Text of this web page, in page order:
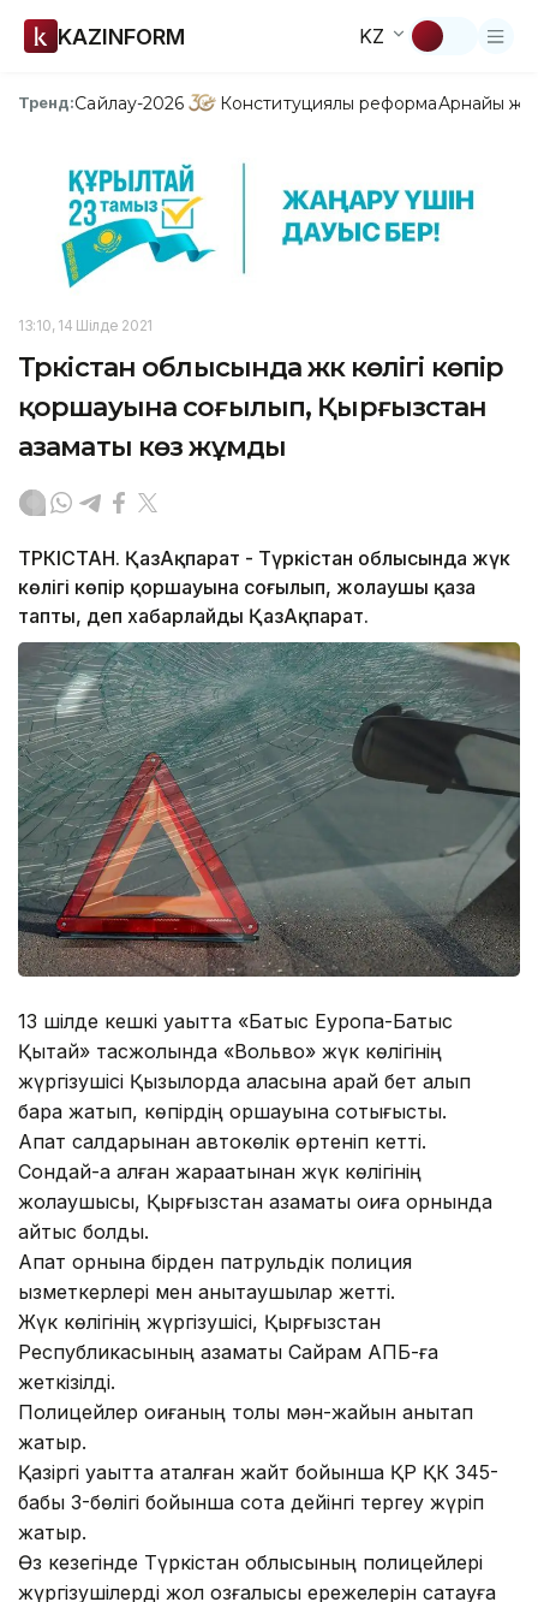
KAZINFORM KZ
Тренд:Сайлау-2026 Конституциялық реформаАрнайы
13:10, 14 Шілде 2021
Түркістан облысында жүк көлігі көпір
қоршауына соғылып, Қырғызстан
азаматы көз жұмды
ТҮРКІСТАН. ҚазАқпарат - Түркістан облысында жүк
көлігі көпір қоршауына соғылып, жолаушы қаза
тапты, деп хабарлайды ҚазАқпарат.
13 шілде кешкі уақытта «Батыс Еуропа-Батыс
Қытай» тасжолында «Вольво» жүк көлігінің
жүргізушісі Қызылорда қаласына қарай бет алып
бара жатып, көпірдің қоршауына соқтығысты.
Апат салдарынан автокөлік өртеніп кетті.
Сондай-ақ алған жарақатынан жүк көлігінің
жолаушысы, Қырғызстан азаматы оқиға орнында
қайтыс болды.
Апат орнына бірден патрульдік полиция
қызметкерлері мен анықтаушылар жетті.
Жүк көлігінің жүргізушісі, Қырғызстан
Республикасының азаматы Сайрам АПБ-ға
жеткізілді.
Полицейлер оқиғаның толық мән-жайын анықтап
жатыр.
Қазіргі уақытта аталған жайт бойынша ҚР ҚК 345-
бабы 3-бөлігі бойынша сотқа дейінгі тергеу жүріп
жатыр.
Өз кезегінде Түркістан облысының полицейлері
жүргізушілерді жол қозғалысы ережелерін сақтауға